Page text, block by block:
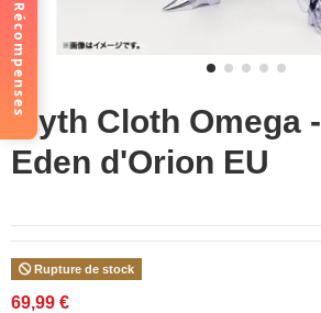
Myth Cloth Omega -
Eden d'Orion EU
Rupture de stock
69,99 €
Récompenses